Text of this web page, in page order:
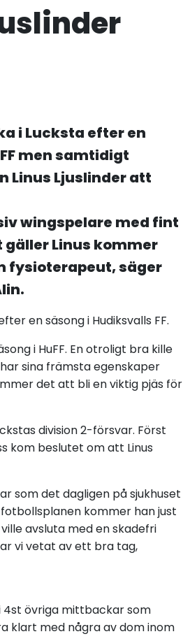
i Lucksta efter en
men samtidigt
Linus Ljuslinder att
wingspelare med fint
Linus kommer
fysioterapeut, säger
en säsong i Hudiksvalls FF.
i HuFF. En otroligt bra kille
sina främsta egenskaper
det att bli en viktig pjäs för
division 2-försvar. Först
kom beslutet om att Linus
som det dagligen på sjukhuset
kommer han just
avsluta med en skadefri
vi vetat av ett bra tag,
4st övriga mittbackar som
klart med några av dom inom